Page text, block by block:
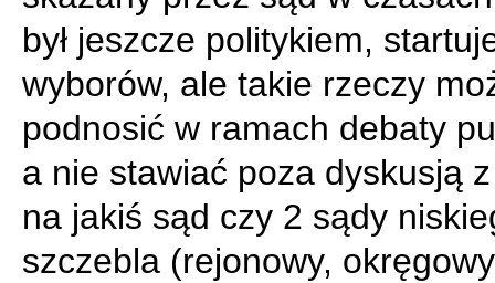
był jeszcze politykiem,
wyborów, ale takie rzeczy
podnosić w ramach debaty
a nie stawiać poza dyskusją
na jakiś sąd czy 2 sądy
szczebla (rejonowy,